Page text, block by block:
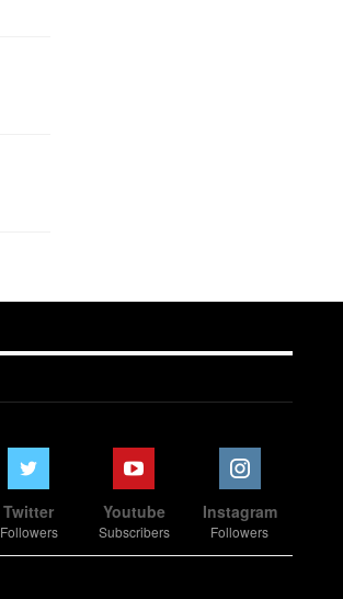
Twitter
Followers
Youtube
Subscribers
Instagram
Followers